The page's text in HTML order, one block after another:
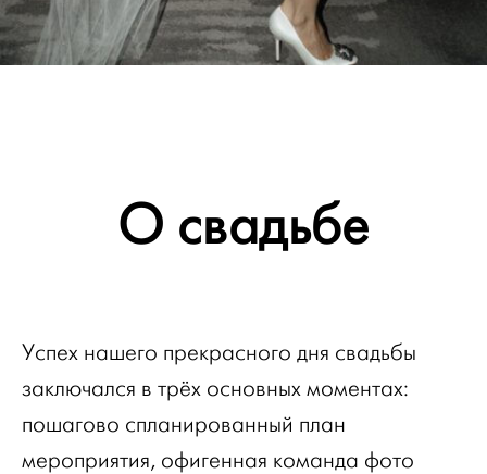
О свадьбе
Успех нашего прекрасного дня свадьбы
заключался в трёх основных моментах:
пошагово спланированный план
мероприятия, офигенная команда фото